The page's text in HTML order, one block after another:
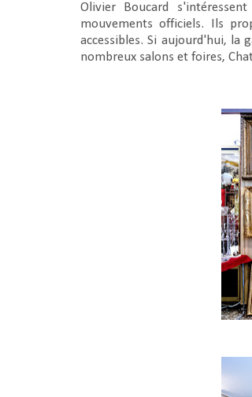
Olivier Boucard
mouvements officiels. Ils
accessibles. Si aujourd'hui, la
nombreux salons et foires,